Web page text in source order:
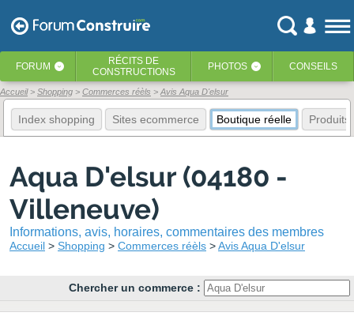
FORUM ‹ RÉCITS DE
CONSTRUCTIONS
PHOTOS ‹ CONSEILS
Accueil Shopping Commerces réèls Avis Aqua D'elsur
Index shopping Sites ecommerce Boutique réelle Produits
Aqua D'elsur (04180 -
Villeneuve)
Informations, avis, horaires, commentaires des membres
Accueil Shopping Commerces réèls Avis Aqua D'elsur
Chercher un commerce :